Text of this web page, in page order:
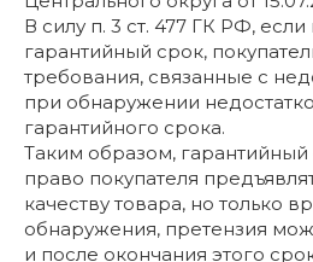
В силу п. 3 ст. 477 ГК РФ,
гарантийный срок,
требования, связанные с
при обнаружении
гарантийного срока.
Таким образом,
право покупателя
качеству товара, но только
обнаружения, претензия
и после окончания этого